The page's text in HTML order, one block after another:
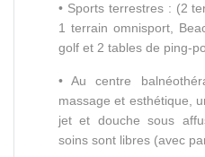
• Sports terrestres : (2
1 terrain omnisport,
golf et 2 tables de ping-
• Au centre
massage et esthétique,
jet et douche sous
soins sont libres (avec